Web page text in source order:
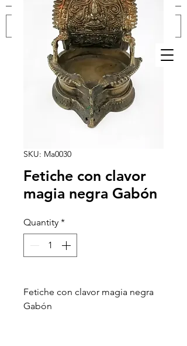
Log In
SKU: Ma0030
Fetiche con clavor
magia negra Gabón
Quantity *
Fetiche con clavor magia negra
Gabón